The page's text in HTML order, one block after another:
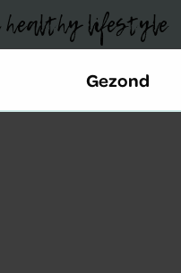
healthy lifestyle
Gezond